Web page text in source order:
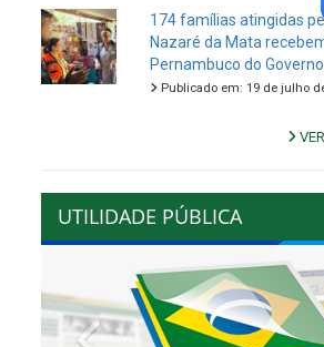
174 famílias atingidas
Nazaré da Mata
Pernambuco do
Publicado em: 19 de julho
UTILIDADE PÚBLICA
Previous